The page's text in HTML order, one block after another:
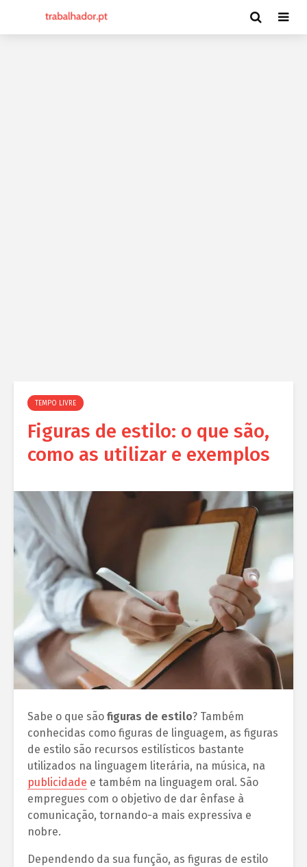
TEMPO LIVRE
Figuras de estilo: o que são,
como as utilizar e exemplos
Sabe o que são figuras de estilo? Também
conhecidas como figuras de linguagem, as figuras
de estilo são recursos estilísticos bastante
utilizados na linguagem literária, na música, na
publicidade e também na linguagem oral. São
empregues com o objetivo de dar ênfase à
comunicação, tornando-a mais expressiva e
nobre.
Dependendo da sua função, as figuras de estilo